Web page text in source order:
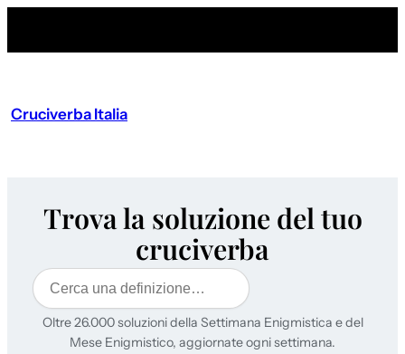
Cruciverba Italia
Trova la soluzione del tuo
cruciverba
Cerca
Oltre 26.000 soluzioni della Settimana Enigmistica e del
Mese Enigmistico, aggiornate ogni settimana.